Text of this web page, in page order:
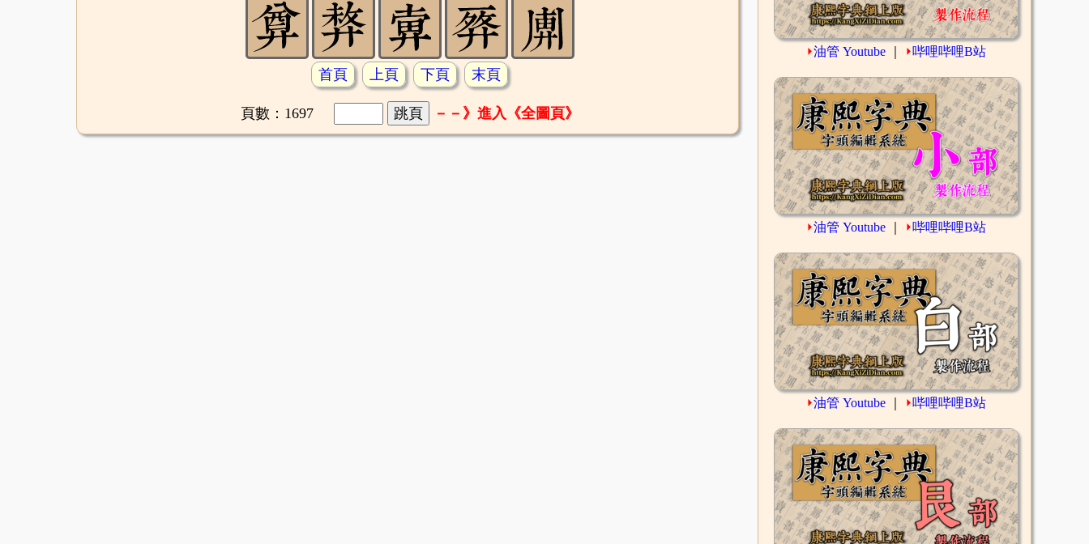
首頁 上頁 下頁 末頁
頁數：1697 －－》進入《全圖頁》
⏵油管 Youtube ⏵哔哩哔哩B站
⏵油管 Youtube ⏵哔哩哔哩B站
⏵油管 Youtube ⏵哔哩哔哩B站